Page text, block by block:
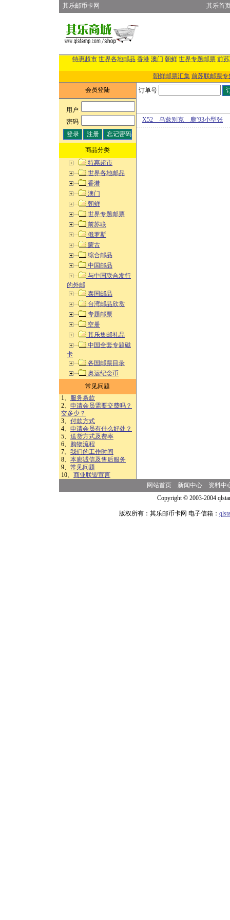
其乐邮币卡网 其乐首
特惠超市 世界各地邮品 香港 澳门 朝鲜 世界专题邮票 前
朝鲜邮票汇集 前苏联邮票专
会员登陆
用户:
密码:
商品分类
特惠超市
世界各地邮品
香港
澳门
朝鲜
世界专题邮票
前苏联
俄罗斯
蒙古
综合邮品
中国邮品
与中国联合发行
的外邮
泰国邮品
台湾邮品欣赏
专题邮票
空册
其乐集邮礼品
中国全套专题磁
卡
各国邮票目录
奥运纪念币
常见问题
1、 服务条款
2、 申请会员需要交费吗？
交多少？
3、 付款方式
4、 申请会员有什么好处？
5、 送货方式及费率
6、 购物流程
7、 我们的工作时间
8、 本廊诚信及售后服务
9、 常见问题
10、 商业联盟宣言
订单号
X52 乌兹别克 鹿’93小型张
网站首页 新闻中心
资料中
Copyright © 2003-2004
版权所有：其乐邮币卡网 电子信箱：